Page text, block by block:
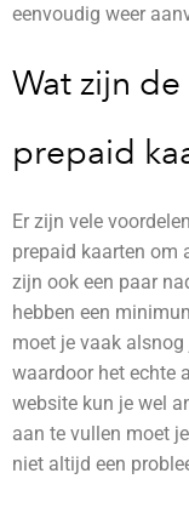
eenvoudig weer
Wat zijn
prepaid
Er zijn vele
prepaid kaarten om
zijn ook een paar
hebben een
moet je vaak
waardoor het echte
website kun je wel
aan te vullen moet
niet altijd een